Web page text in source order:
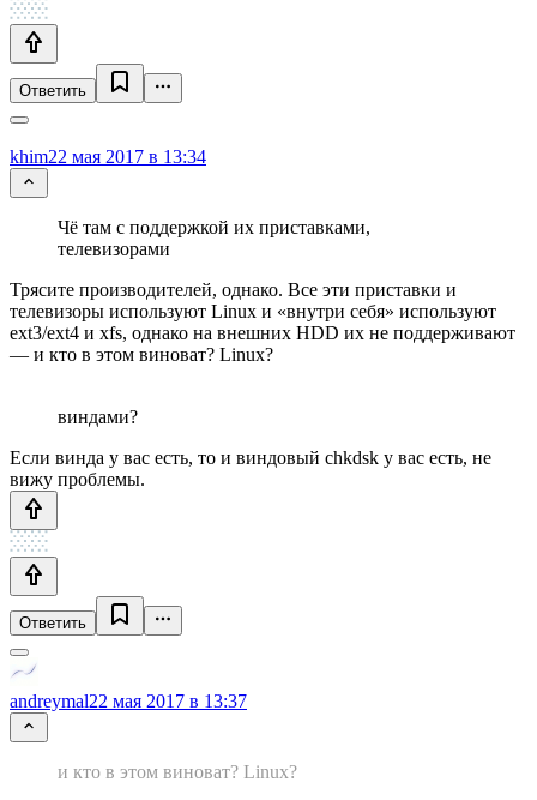
Ответить
khim22 мая 2017 в 13:34
Чё там с поддержкой их приставками,
телевизорами
Трясите производителей, однако. Все эти приставки и
телевизоры используют Linux и «внутри себя» используют
ext3/ext4 и xfs, однако на внешних HDD их не поддерживают
— и кто в этом виноват? Linux?
виндами?
Если винда у вас есть, то и виндовый chkdsk у вас есть, не
вижу проблемы.
Ответить
andreymal22 мая 2017 в 13:37
и кто в этом виноват? Linux?